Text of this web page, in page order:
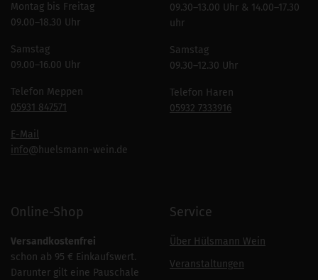
Montag bis Freitag
09.00–18.30 Uhr
Samstag
09.00–16.00 Uhr
Telefon Meppen
05931 847571
E-Mail
info@huelsmann-wein.de
09.30–13.00 Uhr & 14.00–17.30
uhr
Samstag
09.30–12.30 Uhr
Telefon Haren
05932 7333916
Online-Shop
Versandkostenfrei
schon ab 95 € Einkaufswert.
Darunter gilt eine Pauschale
Service
Über Hülsmann Wein
Veranstaltungen